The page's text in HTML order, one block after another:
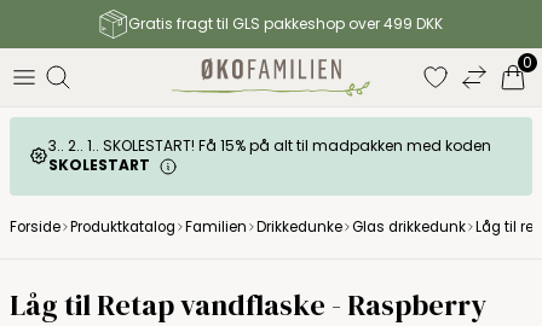
Gratis fragt til GLS pakkeshop over 499 DKK
0
3.. 2.. 1.. SKOLESTART! Få 15% på alt til madpakken med koden
SKOLESTART
Forside Produktkatalog Familien Drikkedunke Glas drikkedunk Låg til
Låg til Retap vandflaske - Raspberry